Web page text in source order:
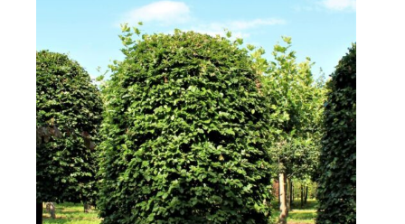
kan
gekozen
worden
op
de
productpagina